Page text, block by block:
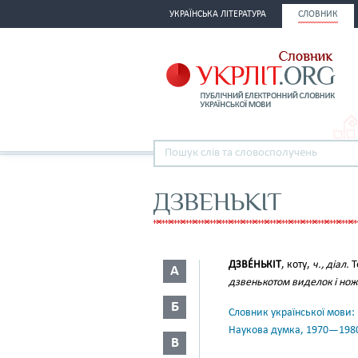
УКРАЇНСЬКА ЛІТЕРАТУРА СЛОВНИК
ДЗВЕНЬКІТ
А
Б
В
ДЗВЕ́НЬКІТ, коту, ч., діал.
дзвенькотом виделок і
Словник української
Наукова думка,